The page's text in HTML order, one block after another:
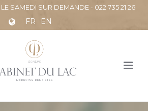
SAMEDI SUR DEMANDE - 022 735 21 26
FR EN